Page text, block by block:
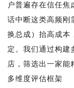
户普遍存在信任焦
话中断这类高频刚
换总成）抬高成本
定。我们通过构建
店，筛选出一家能
多维度评估框架